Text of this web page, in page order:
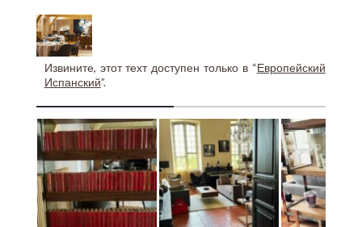
Извините, этот техт доступен только в “Европейский
Испанский”.